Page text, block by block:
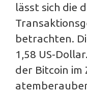
lässt sich die
betrachten.
1,58 US-
der Bitcoin im